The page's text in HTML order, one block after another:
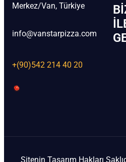
Merkez/Van, Türkiye
info@vanstarpizza.com
+(90)542 214 40 20
Sitenin Tasarım Hakları